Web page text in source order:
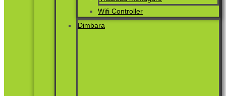
Wifi Controller
Dimbara